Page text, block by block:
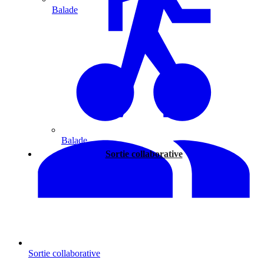
Balade
Sortie collaborative
Balade
Sortie collaborative